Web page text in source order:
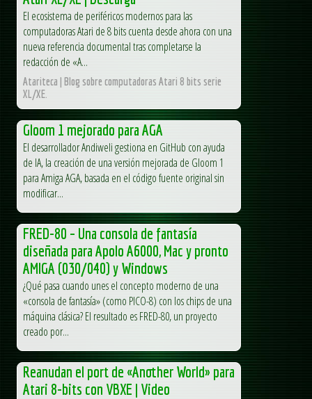
El ecosistema de periféricos modernos para las
computadoras Atari de 8 bits cuenta desde ahora con una
nueva referencia documental tras completarse la
redacción de «A...
Atariteca | Blog sobre computadoras Atari 8 bits serie
XL/XE.
Gloom 1 mejorado para AGA
El desarrollador Andiweli gestiona en GitHub con ayuda
de IA, la creación de una versión mejorada de Gloom 1
para Amiga AGA, basada en el código fuente original sin
modificar...
FRED-80 – Una consola de fantasía
diseñada para Apolo A6000, Mac y pronto
AMIGA (030/040) y Windows
¿Qué pasa cuando unes el concepto moderno de una
«consola de fantasía» (como PICO-8) con los chips de una
máquina clásica? El resultado es FRED-80, un proyecto
creado por...
Reanudan el port de «Another World» para
Atari 8-bits con VBXE | Video